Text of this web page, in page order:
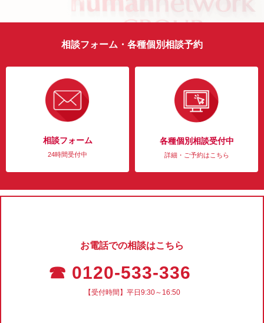
相談フォーム・各種個別相談予約
相談フォーム
24時間受付中
各種個別相談受付中
詳細・ご予約はこちら
お電話での相談はこちら
☎ 0120-533-336
【受付時間】平日9:30～16:50